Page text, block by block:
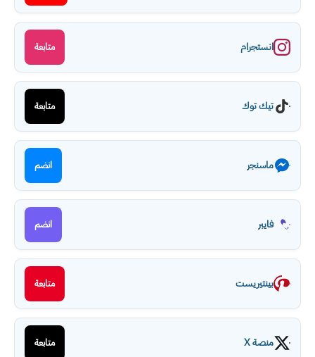
انستجرام متابعة
تيك توك متابعة
ماسنجر انضم
فايبر انضم
بينتيريست متابعة
منصة X متابعة